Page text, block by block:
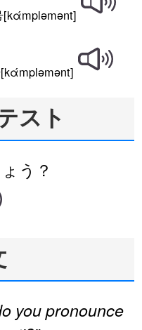
[kάmpləmənt]
スト
う？
you pronounce